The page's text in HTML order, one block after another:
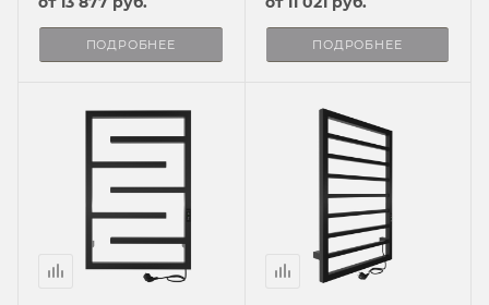
ПОДРОБНЕЕ ПОДРОБНЕЕ